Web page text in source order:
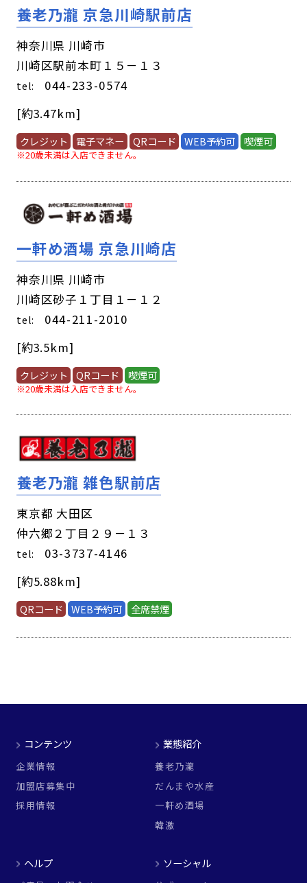
養老乃瀧 京急川崎駅前店
神奈川県 川崎市
川崎区駅前本町１５－１３
tel: 044-233-0574
[約3.47km]
クレジット 電子マネー QRコード WEB予約可 喫煙可
※20歳未満は入店できません。
一軒め酒場 京急川崎店
神奈川県 川崎市
川崎区砂子１丁目１－１２
tel: 044-211-2010
[約3.5km]
クレジット QRコード 喫煙可
※20歳未満は入店できません。
養老乃瀧 雑色駅前店
東京都 大田区
仲六郷２丁目２９－１３
tel: 03-3737-4146
[約5.88km]
QRコード WEB予約可 全席禁煙
コンテンツ
企業情報
加盟店募集中
採用情報
業態紹介
養老乃瀧
だんまや水産
一軒め酒場
韓激
ヘルプ ソーシャル